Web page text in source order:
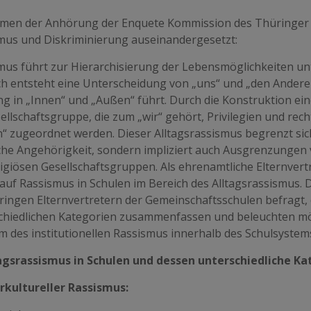
der Anhörung der Enquete Kommission des
und Diskriminierung auseinandergesetzt:
führt zur Hierarchisierung der Lebensmöglichkeiten
entsteht eine Unterscheidung von „uns“ und „den
in „Innen“ und „Außen“ führt. Durch die Konstruktion
die zum „wir“ gehört, Privilegien und
zugeordnet werden. Dieser Alltagsrassismus begrenzt
Angehörigkeit, sondern impliziert auch
Gesellschaftsgruppen. Als ehrenamtliche
Rassismus in Schulen im Bereich des Alltagsrassismus.
Elternvertretern der Gemeinschaftsschulen
Kategorien zusammenfassen und beleuchten
des institutionellen Rassismus innerhalb des
in Schulen und dessen unterschiedliche
Rassismus: